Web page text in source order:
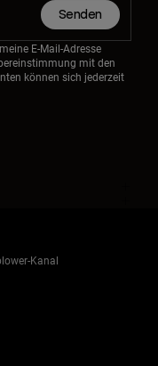
Senden
E-Mail-Adresse
mit den
können sich jederzeit
Kanal